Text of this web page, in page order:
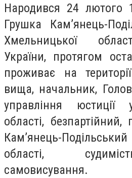
Народився 24 лютого
Грушка Кам’янець-
Хмельницької
України, протягом
проживає на
вища, начальник,
управління юстиції
області,
Кам’янець-
області,
самовисування.